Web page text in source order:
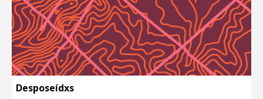
Desposeídxs